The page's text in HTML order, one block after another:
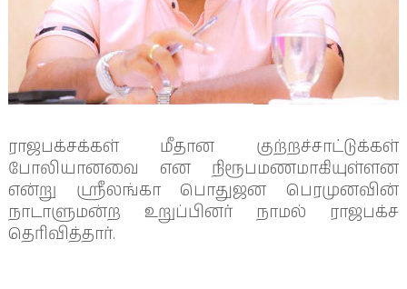
ராஜபக்சக்கள் மீதான குற்றச்சாட்டுக்கள்
போலியானவை என நிரூபமணமாகியுள்ளன
என்று ஸ்ரீலங்கா பொதுஜன பெரமுனவின்
நாடாளுமன்ற உறுப்பினர் நாமல் ராஜபக்ச
தெரிவித்தார்.